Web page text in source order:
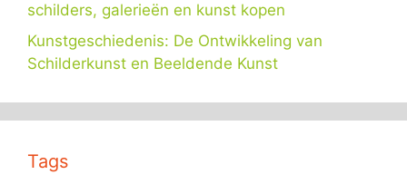
schilders, galerieën en kunst kopen
Kunstgeschiedenis: De Ontwikkeling van
Schilderkunst en Beeldende Kunst
Tags